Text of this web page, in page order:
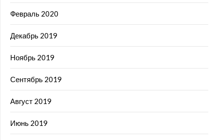
Февраль 2020
Декабрь 2019
Ноябрь 2019
Сентябрь 2019
Август 2019
Июнь 2019